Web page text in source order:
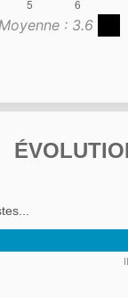
Moyenne : 3.6